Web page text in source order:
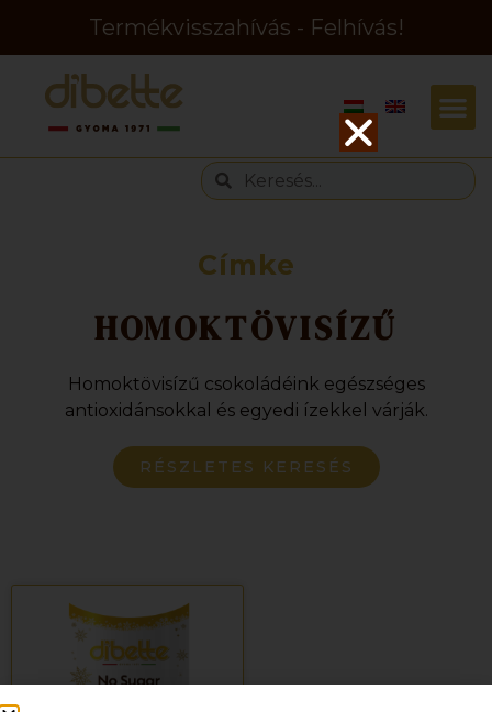
Termékvisszahívás - Felhívás!
Címke
HOMOKTÖVISÍZŰ
Homoktövisízű csokoládéink egészséges
antioxidánsokkal és egyedi ízekkel várják.
RÉSZLETES KERESÉS